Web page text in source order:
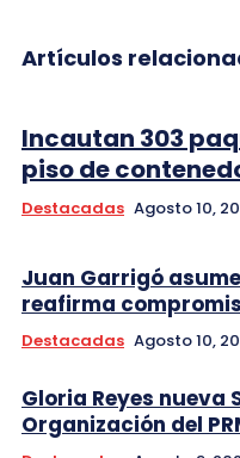
Artículos
Incautan 303
piso de
Destacadas Agosto 10,
Juan Garrigó
reafirma
Destacadas Agosto 10,
Gloria Reyes nueva
Organización del